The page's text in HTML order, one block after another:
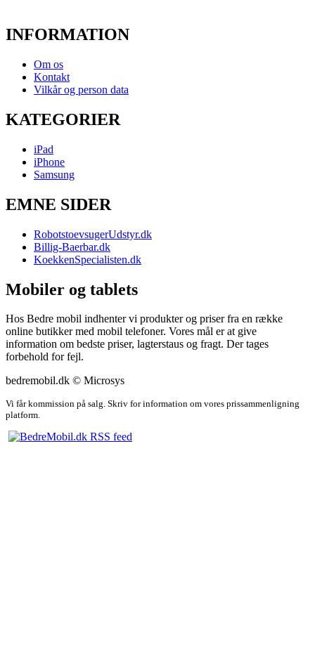
INFORMATION
Om os
Kontakt
Vilkår og person data
KATEGORIER
iPad
iPhone
Samsung
EMNE SIDER
RobotstoevsugerUdstyr.dk
Billig-Baerbar.dk
KoekkenSpecialisten.dk
Mobiler og tablets
Hos Bedre mobil indhenter vi produkter og priser fra en række
online butikker med mobil telefoner. Vores mål er at give
information om bedste priser, lagterstaus og fragt. Der tages
forbehold for fejl.
bedremobil.dk © Microsys
Vi får kommission på salg. Skriv for information om vores prissammenligning
platform.